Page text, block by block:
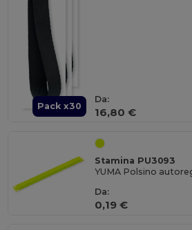
Pack x30
Da:
16,80 €
Stamina PU3093
Da:
0,19 €